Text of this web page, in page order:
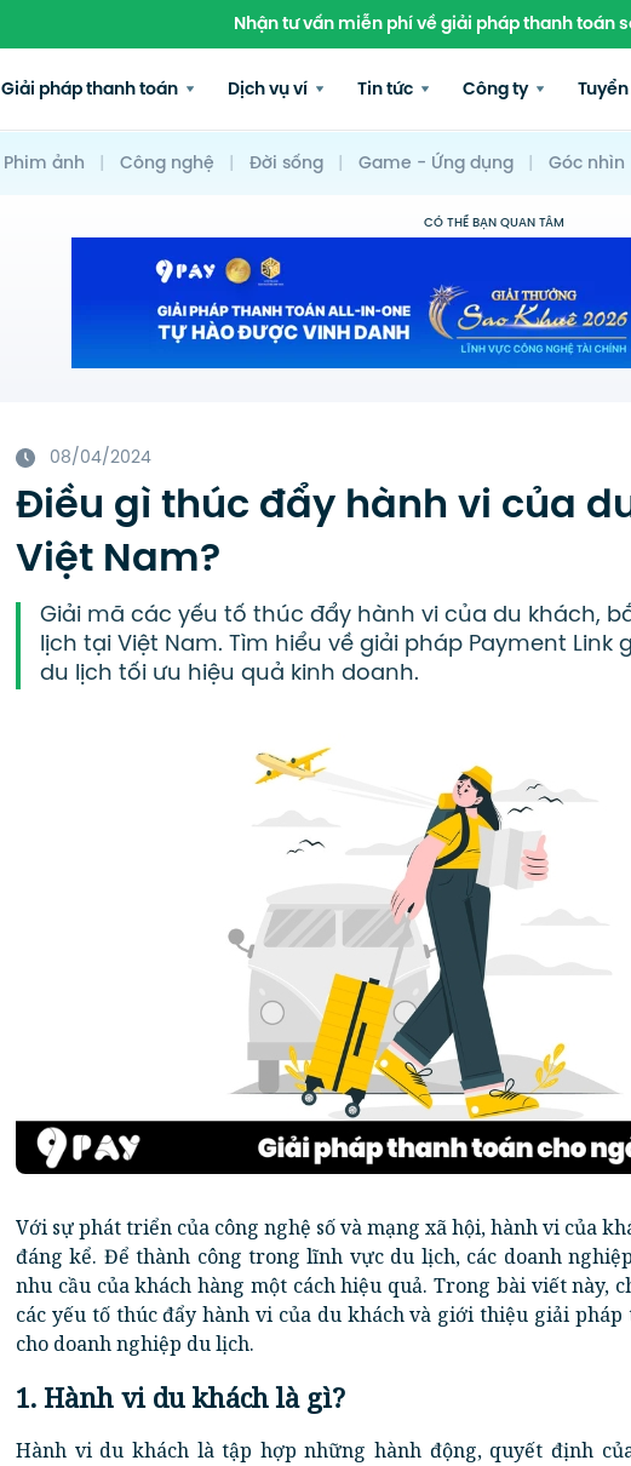
Nhận tư vấn miễn phí về giải pháp thanh toán
Giải pháp thanh toán Dịch vụ ví Tin tức Công ty
Phim ảnh | Công nghệ | Đời sống | Game - Ứng dụng | Góc nhìn
CÓ THỂ BẠN QUAN TÂM
08/04/2024
Điều gì thúc đẩy hành vi của
Việt Nam?
Giải mã các yếu tố thúc đẩy hành vi của du khách,
lịch tại Việt Nam. Tìm hiểu về giải pháp Payment
du lịch tối ưu hiệu quả kinh doanh.
Với sự phát triển của công nghệ số và mạng xã hội, hành vi của
đáng kể. Để thành công trong lĩnh vực du lịch, các doanh
nhu cầu của khách hàng một cách hiệu quả. Trong bài viết này,
các yếu tố thúc đẩy hành vi của du khách và giới thiệu giải
cho doanh nghiệp du lịch.
1. Hành vi du khách là gì?
Hành vi du khách là tập hợp những hành động, quyết định